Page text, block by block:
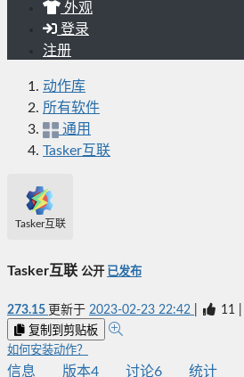
外观
登录
注册
动作库
所有软件
通用
Tasker互联
Tasker互联
Tasker互联 公开 已发布
273.15 更新于 2023-02-23 22:42 11
复制到剪贴板
如何安装动作？
信息 版本4 讨论6 统计